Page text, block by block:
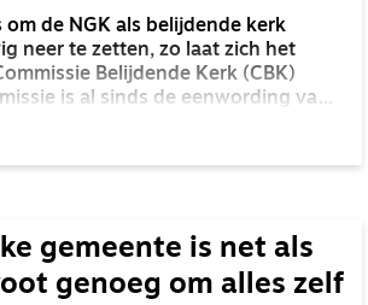
om de NGK als belijdende kerk
neer te zetten, zo laat zich het
Belijdende Kerk (CBK)
is al sinds de eenwording van
en kreeg van de synode van
de opdracht om haar analyse van
te voltooien, te adviseren
van Best met concrete
Onderweg sprak
lid Hans Burger, tevens
gemeente is net als
genoeg om alles zelf